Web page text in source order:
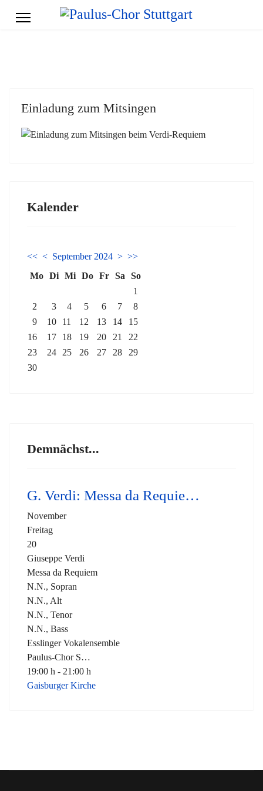
Einladung zum Mitsingen
Kalender
<< < September 2024 > >>
Mo Di Mi Do Fr Sa
So
1
2
3 4 5 6 7
8
9
10 11 12 13 14
15
16
17 18 19 20 21
22
23
24 25 26 27 28
29
30
Demnächst...
G. Verdi: Messa da Requie…
November
Freitag
20
Giuseppe Verdi
Messa da Requiem
N.N., Sopran
N.N., Alt
N.N., Tenor
N.N., Bass
Esslinger Vokalensemble
Paulus-Chor S…
19:00 h - 21:00 h
Gaisburger Kirche